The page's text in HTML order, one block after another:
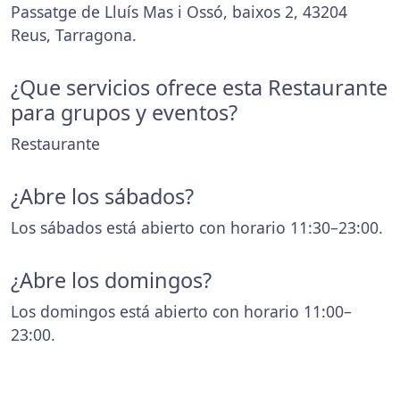
Passatge de Lluís Mas i Ossó, baixos 2, 43204
Reus, Tarragona.
¿Que servicios ofrece esta Restaurante
para grupos y eventos?
Restaurante
¿Abre los sábados?
Los sábados está abierto con horario 11:30–23:00.
¿Abre los domingos?
Los domingos está abierto con horario 11:00–
23:00.